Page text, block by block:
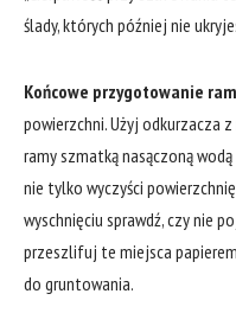
ślady, których później‍ nie
Końcowe‌ przygotowanie ram
powierzchni.‍ Użyj odkurzacza‌
ramy szmatką nasączoną
nie tylko wyczyści
wyschnięciu sprawdź, czy nie
przeszlifuj ⁢te⁣ miejsca
do gruntowania.